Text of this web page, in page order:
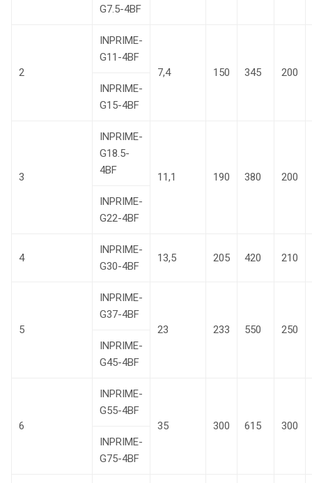
G7.5-4BF
2
INPRIME-
G11-4BF
7,4
150 345
200
INPRIME-
G15-4BF
3
INPRIME-
G18.5-
4BF
11,1 190 380
200
INPRIME-
G22-4BF
4
INPRIME-
G30-4BF
13,5 205 420 210
5
INPRIME-
G37-4BF
23
233 550
250
INPRIME-
G45-4BF
6
INPRIME-
G55-4BF
35
300 615
300
INPRIME-
G75-4BF